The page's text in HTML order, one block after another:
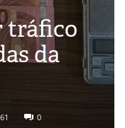
tráfico
da
0